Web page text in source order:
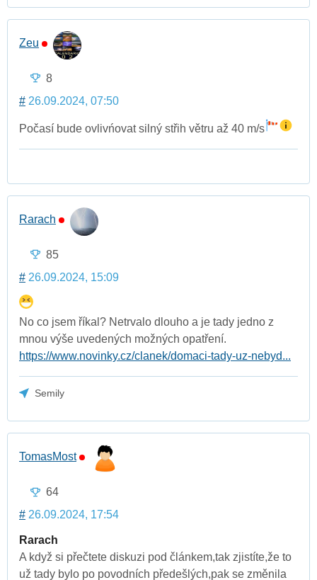
Zeu
8
# 26.09.2024, 07:50
Počasí bude ovlivńovat silný střih větru až 40 m/s
Rarach
85
# 26.09.2024, 15:09
No co jsem říkal? Netrvalo dlouho a je tady jedno z
mnou výše uvedených možných opatření.
https://www.novinky.cz/clanek/domaci-tady-uz-nebyd...
Semily
TomasMost
64
# 26.09.2024, 17:54
Rarach
A když si přečtete diskuzi pod článkem,tak zjistíte,že to
už tady bylo po povodních předešlých,pak se změnila